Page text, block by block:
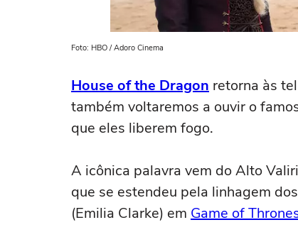
Foto: HBO / Adoro Cinema
House of the Dragon retorna às
também voltaremos a ouvir o
que eles liberem fogo.
A icônica palavra vem do Alto
que se estendeu pela linhagem
(Emilia Clarke) em Game of